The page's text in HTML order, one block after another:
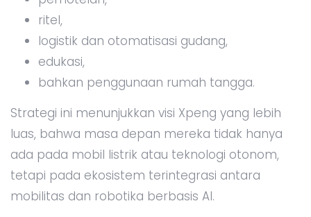
ritel,
logistik dan otomatisasi gudang,
edukasi,
bahkan penggunaan rumah tangga.
Strategi ini menunjukkan visi Xpeng yang lebih
luas, bahwa masa depan mereka tidak hanya
ada pada mobil listrik atau teknologi otonom,
tetapi pada ekosistem terintegrasi antara
mobilitas dan robotika berbasis AI.